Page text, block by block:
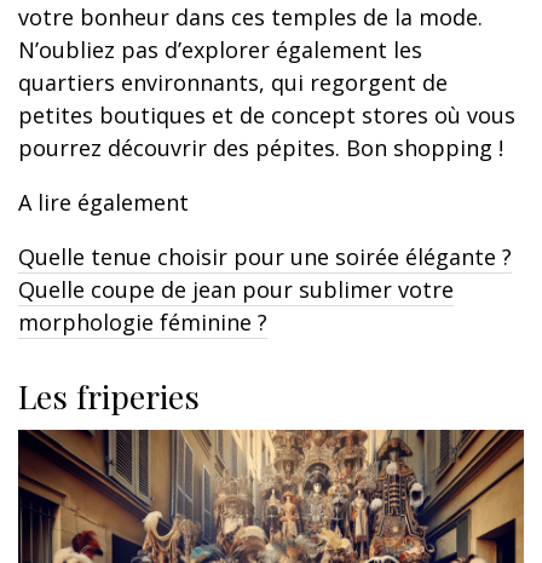
votre bonheur dans ces temples de la mode.
N’oubliez pas d’explorer également les
quartiers environnants, qui regorgent de
petites boutiques et de concept stores où vous
pourrez découvrir des pépites. Bon shopping !
A lire également
Quelle tenue choisir pour une soirée élégante ?
Quelle coupe de jean pour sublimer votre
morphologie féminine ?
Les friperies